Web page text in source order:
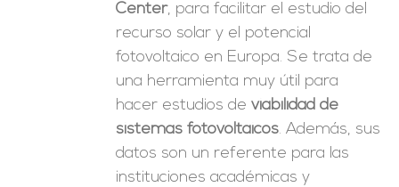
Center, para facilitar el estudio del
recurso solar y el potencial
fotovoltaico en Europa. Se trata de
una herramienta muy útil para
hacer estudios deviabilidad de
sistemas fotovoltaicos. Además, sus
datos son un referente para las
instituciones académicas y